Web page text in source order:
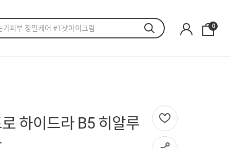
0
하이드라 B5 히알루